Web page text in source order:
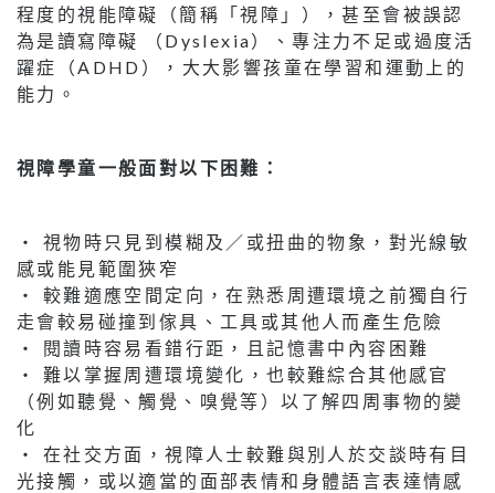
程度的視能障礙（簡稱「視障」），甚至會被誤認
為是讀寫障礙 （Dyslexia）、專注力不足或過度活
躍症（ADHD），大大影響孩童在學習和運動上的
能力。
視障學童一般面對以下困難：
‧ 視物時只見到模糊及／或扭曲的物象，對光線敏
感或能見範圍狹窄
‧ 較難適應空間定向，在熟悉周遭環境之前獨自行
走會較易碰撞到傢具、工具或其他人而產生危險
‧ 閱讀時容易看錯行距，且記憶書中內容困難
‧ 難以掌握周遭環境變化，也較難綜合其他感官
（例如聽覺、觸覺、嗅覺等）以了解四周事物的變
化
‧ 在社交方面，視障人士較難與別人於交談時有目
光接觸，或以適當的面部表情和身體語言表達情感